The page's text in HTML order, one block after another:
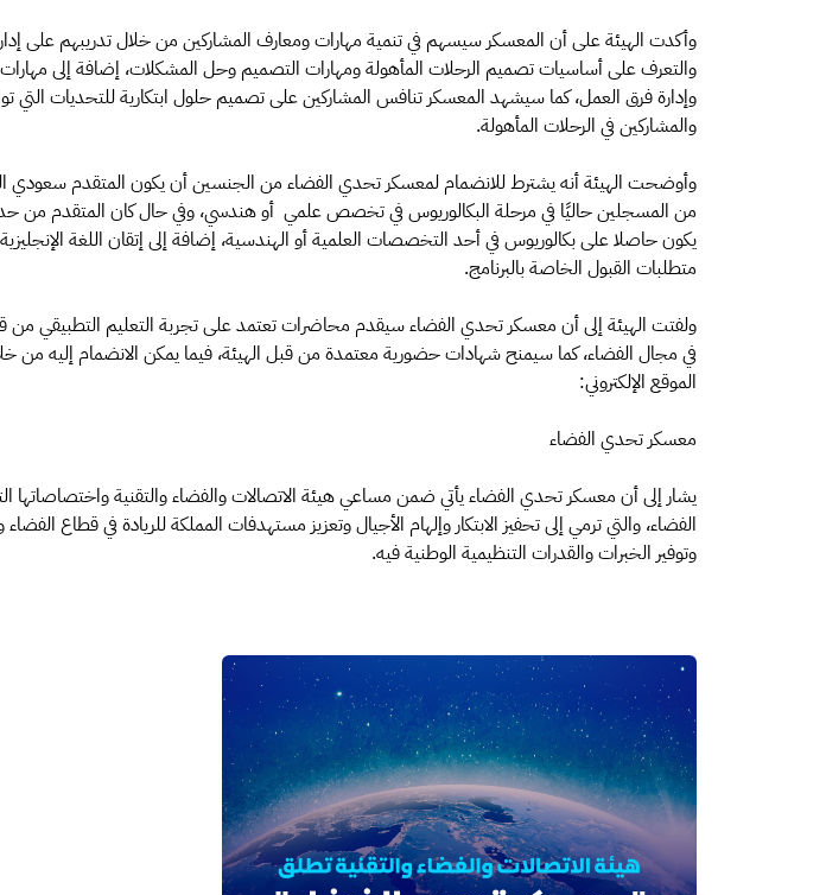
وأكدت الهيئة على أن المعسكر سيسهم في تنمية مهارات ومعارف المشاركين من خلال تدريبهم على
والتعرف على أساسيات تصميم الرحلات المأهولة ومهارات التصميم وحل المشكلات، إضافة إلى
وإدارة فرق العمل، كما سيشهد المعسكر تنافس المشاركين على تصميم حلول ابتكارية للتحديات التي
والمشاركين في الرحلات المأهولة.
وأوضحت الهيئة أنه يشترط للانضمام لمعسكر تحدي الفضاء من الجنسين أن يكون المتقدم سعودي
من المسجلين حاليًا في مرحلة البكالوريوس في تخصص علمي أو هندسي، وفي حال كان المتقدم من
يكون حاصلا على بكالوريوس في أحد التخصصات العلمية أو الهندسية، إضافة إلى إتقان اللغة الإنجليزية
متطلبات القبول الخاصة بالبرنامج.
ولفتت الهيئة إلى أن معسكر تحدي الفضاء سيقدم محاضرات تعتمد على تجربة التعليم التطبيقي
في مجال الفضاء، كما سيمنح شهادات حضورية معتمدة من قبل الهيئة، فيما يمكن الانضمام إليه من
الموقع الإلكتروني:
معسكر تحدي الفضاء
يشار إلى أن معسكر تحدي الفضاء يأتي ضمن مساعي هيئة الاتصالات والفضاء والتقنية واختصاصاتها
الفضاء، والتي ترمي إلى تحفيز الابتكار وإلهام الأجيال وتعزيز مستهدفات المملكة للريادة في قطاع
وتوفير الخبرات والقدرات التنظيمية الوطنية فيه.